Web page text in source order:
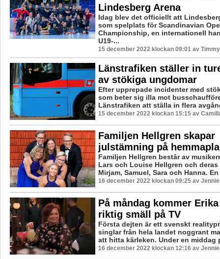
Lindesberg Arena
Idag blev det officiellt att
som spelplats för Scandinavian
Championship, en internationell
U19-...
15 december 2022 klockan 09:01 av
Länstrafiken ställer in
av stökiga ungdomar
Efter upprepade incidenter med
som beter sig illa mot
Länstrafiken att ställa in flera
15 december 2022 klockan 15:15 av
Familjen Hellgren skapar
julstämning på
Familjen Hellgren består av
Lars och Louise Hellgren och
Mirjam, Samuel, Sara och Hanna.
16 december 2022 klockan 09:25 av
På måndag kommer
riktig smäll på TV
Första dejten är ett svenskt
singlar från hela landet noggrant
att hitta kärleken. Under en middag
16 december 2022 klockan 12:16 av